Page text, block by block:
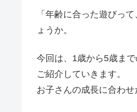
「年齢に合った遊びっ
ょうか。
今回は、1歳から5歳ま
ご紹介していきます。
お子さんの成長に合わ